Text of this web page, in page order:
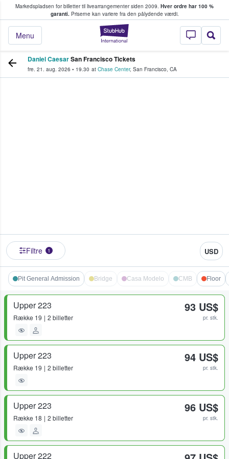
Markedspladsen for billetter til livearrangementer siden 2009. Hver ordre har 100 %
garanti.Priserne kan variere fra den pålydende værdi.
StubHub - Hvor
Menu
køber og sælger billetter
Daniel CaesarSan Francisco Tickets
fre. 21. aug. 2026 • 19.30 at Chase Center, San Francisco, CA
Filtre 1 USD
Pit General Admission Bridge Casa Modelo CMB Floor
Upper 223
Række 19 2 billetter
93 US$
pr. stk.
Upper 223
Række 19 2 billetter
94 US$
pr. stk.
Upper 223
Række 18 2 billetter
96 US$
pr. stk.
Upper 222